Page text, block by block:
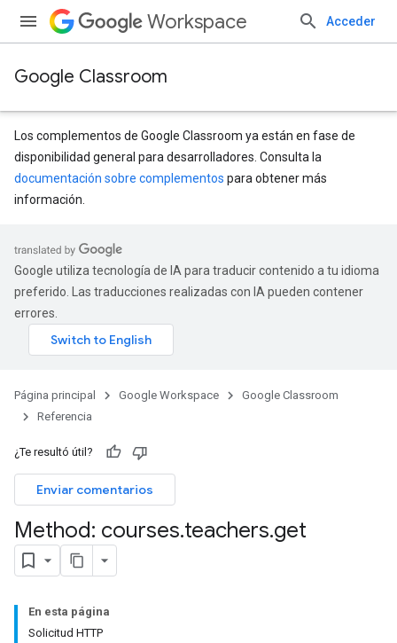
Workspace Acceder
Google Classroom
Los complementos de Google Classroom ya están en fase de
disponibilidad general para desarrolladores. Consulta la
documentación sobre complementos para obtener más
información.
Google utiliza tecnología de IA para traducir contenido a tu idioma
preferido. Las traducciones realizadas con IA pueden contener
errores.
Página principal Google Workspace
Google Classroom
Referencia
¿Te resultó útil?
Enviar comentarios
Method: courses.teachers.get
En esta página
Solicitud HTTP